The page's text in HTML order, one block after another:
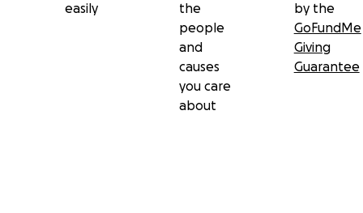
easily
the
people
and
causes
you care
about
by the
GoFundMe
Giving
Guarantee